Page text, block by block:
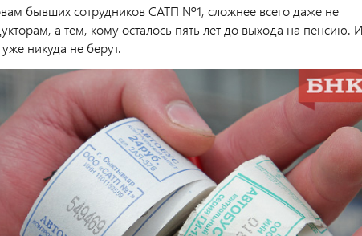
бывших сотрудников САТП №1, сложнее всего даже не
а тем, кому осталось пять лет до выхода на пенсию.
никуда не берут.